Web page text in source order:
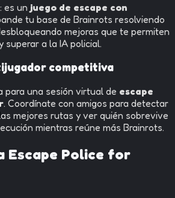
es un juego de escape con
tu base de Brainrots resolviendo
mejoras que te permiten
superar a la IA policial.
competitiva
una sesión virtual de escape
. Coordínate con amigos para detectar
mejores rutas y ver quién sobrevive
mientras reúne más Brainrots.
Escape Police for